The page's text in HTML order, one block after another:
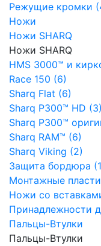
Режущие кромки
Ножи
Ножи SHARQ
Ножи SHARQ
HMS 3000™ и
Race 150 (6)
Sharq Flat (6)
Sharq P300™ HD (3)
Sharq P300™
Sharq RAM™ (6)
Sharq Viking (2)
Защита бордюра
Монтажные
Ножи со
Принадлежности
Пальцы-Втулки
Пальцы-Втулки